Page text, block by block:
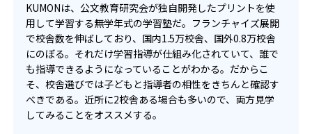
KUMONは、公文教育研究会が独自開発したプリントを使
用して学習する無学年式の学習塾だ。フランチャイズ展開
で校舎数を伸ばしており、国内1.5万校舎、国外0.8万校舎
にのぼる。それだけ学習指導が仕組み化されていて、誰で
も指導できるようになっていることがわかる。だからこ
そ、校舎選びでは子どもと指導者の相性をきちんと確認す
べきである。近所に2校舎ある場合も多いので、両方見学
してみることをオススメする。